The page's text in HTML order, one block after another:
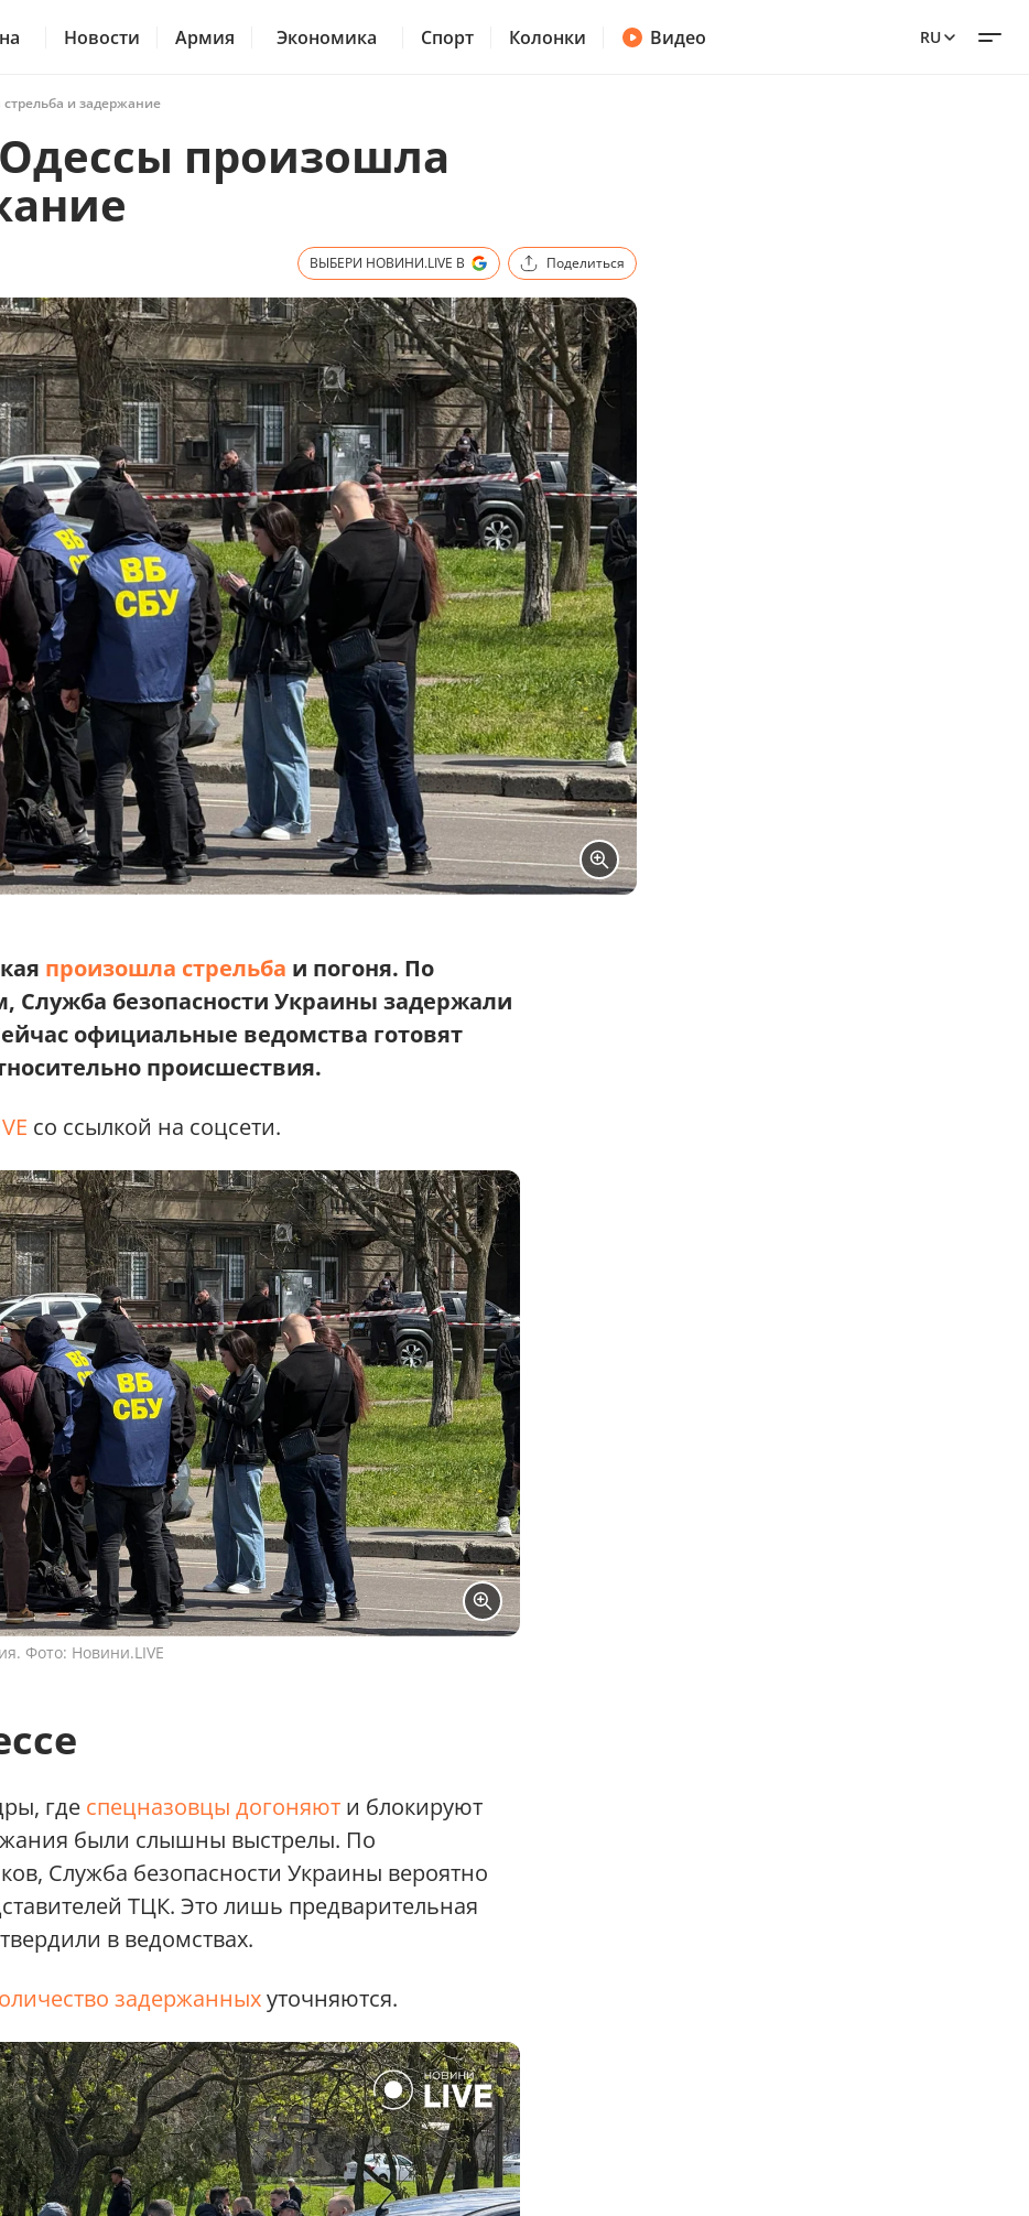
Новости Армия Экономика Спорт Колонки Видео RU
и задержание
произошла
ВЫБЕРИ НОВИНИ.LIVE В Поделиться
произошла стрельба и погоня. По
безопасности Украины задержали
официальные ведомства готовят
происшествия.
со ссылкой на соцсети.
Фото: Новини.LIVE
где спецназовцы догоняют и блокируют
были слышны выстрелы. По
Служба безопасности Украины вероятно
ТЦК. Это лишь предварительная
в ведомствах.
задержанныхуточняются.